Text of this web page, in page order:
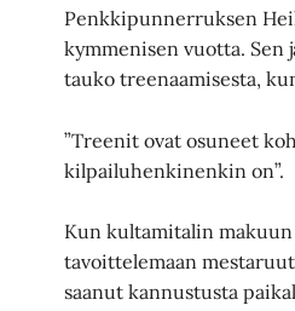
Penkkipunnerruksen
kymmenisen vuotta. Sen
tauko treenaamisesta,
”Treenit ovat osuneet
kilpailuhenkinenkin on”.
Kun kultamitalin
tavoittelemaan
saanut kannustusta